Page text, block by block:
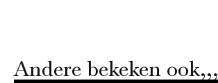
Andere bekeken ook,,,